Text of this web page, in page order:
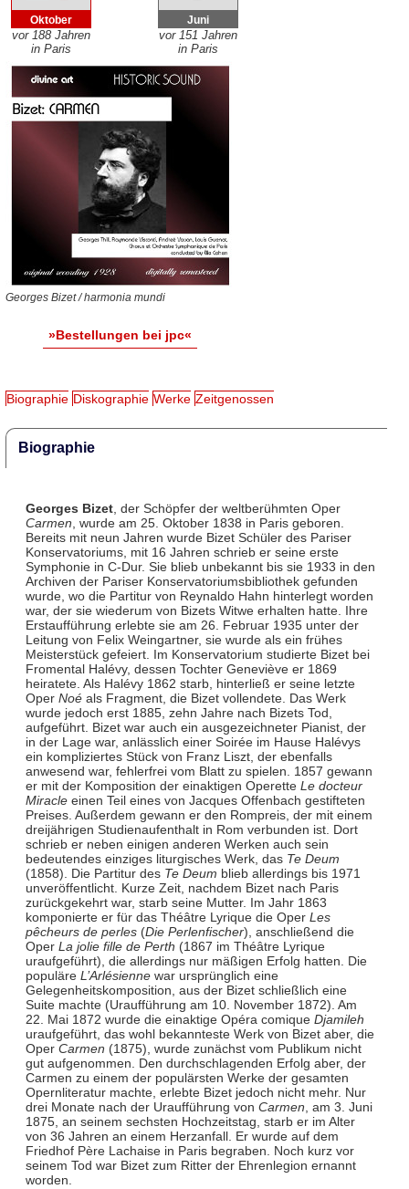
Oktober
vor 188 Jahren
in Paris
Juni
vor 151 Jahren
in Paris
Georges Bizet / harmonia mundi
»Bestellungen bei jpc«
Biographie Diskographie Werke Zeitgenossen
Biographie
Georges Bizet, der Schöpfer der weltberühmten Oper
Carmen , wurde am 25. Oktober 1838 in Paris geboren.
Bereits mit neun Jahren wurde Bizet Schüler des Pariser
Konservatoriums, mit 16 Jahren schrieb er seine erste
Symphonie in C-Dur. Sie blieb unbekannt bis sie 1933 in den
Archiven der Pariser Konservatoriumsbibliothek gefunden
wurde, wo die Partitur von Reynaldo Hahn hinterlegt worden
war, der sie wiederum von Bizets Witwe erhalten hatte. Ihre
Erstaufführung erlebte sie am 26. Februar 1935 unter der
Leitung von Felix Weingartner, sie wurde als ein frühes
Meisterstück gefeiert. Im Konservatorium studierte Bizet bei
Fromental Halévy, dessen Tochter Geneviève er 1869
heiratete. Als Halévy 1862 starb, hinterließ er seine letzte
Oper Noéals Fragment, die Bizet vollendete. Das Werk
wurde jedoch erst 1885, zehn Jahre nach Bizets Tod,
aufgeführt. Bizet war auch ein ausgezeichneter Pianist, der
in der Lage war, anlässlich einer Soirée im Hause Halévys
ein kompliziertes Stück von Franz Liszt, der ebenfalls
anwesend war, fehlerfrei vom Blatt zu spielen. 1857 gewann
er mit der Komposition der einaktigen Operette Le docteur
Miracleeinen Teil eines von Jacques Offenbach gestifteten
Preises. Außerdem gewann er den Rompreis, der mit einem
dreijährigen Studienaufenthalt in Rom verbunden ist. Dort
schrieb er neben einigen anderen Werken auch sein
bedeutendes einziges liturgisches Werk, das Te Deum
(1858). Die Partitur des Te Deum blieb allerdings bis 1971
unveröffentlicht. Kurze Zeit, nachdem Bizet nach Paris
zurückgekehrt war, starb seine Mutter. Im Jahr 1863
komponierte er für das Théâtre Lyrique die Oper Les
pêcheurs de perles(Die Perlenfischer), anschließend die
Oper La jolie fille de Perth (1867 im Théâtre Lyrique
uraufgeführt), die allerdings nur mäßigen Erfolg hatten. Die
populäre L’Arlésiennewar ursprünglich eine
Gelegenheitskomposition, aus der Bizet schließlich eine
Suite machte (Uraufführung am 10. November 1872). Am
22. Mai 1872 wurde die einaktige Opéra comique Djamileh
uraufgeführt, das wohl bekannteste Werk von Bizet aber, die
Oper Carmen (1875), wurde zunächst vom Publikum nicht
gut aufgenommen. Den durchschlagenden Erfolg aber, der
Carmen zu einem der populärsten Werke der gesamten
Opernliteratur machte, erlebte Bizet jedoch nicht mehr. Nur
drei Monate nach der Uraufführung von Carmen , am 3. Juni
1875, an seinem sechsten Hochzeitstag, starb er im Alter
von 36 Jahren an einem Herzanfall. Er wurde auf dem
Friedhof Père Lachaise in Paris begraben. Noch kurz vor
seinem Tod war Bizet zum Ritter der Ehrenlegion ernannt
worden.